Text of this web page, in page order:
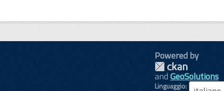
Powered by
andGeoSolutions
Linguaggio